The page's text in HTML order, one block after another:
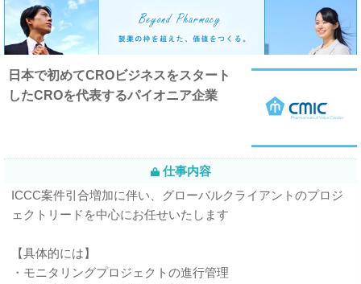
日本で初めてCROビジネスをスタート
したCROを代表するパイオニア企業
仕事内容
ICCC案件引合増加に伴い、グローバルクライアントのプロジ
ェクトリードを中心にお任せいたします
【具体的には】
・モニタリングプロジェクトの進行管理